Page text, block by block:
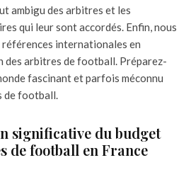
ambigu des arbitres et les
qui leur sont accordés. Enfin, nous
références internationales en
des arbitres de football. Préparez-
fascinant et parfois méconnu
de football.
significative du budget
de football en France